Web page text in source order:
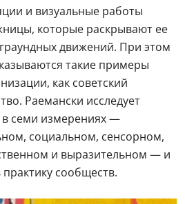
и визуальные работы
которые раскрывают ее
движений. При этом
такие примеры
как советский
Раемански исследует
семи измерениях —
социальном, сенсорном,
и выразительном — и
сообществ.